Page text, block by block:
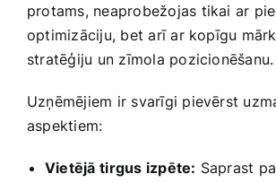
protams, neaprobežojas tikai ar
optimizāciju, bet​ arī ar kopīgu
stratēģiju un zīmola pozicionēšanu.
Uzņēmējiem ir svarīgi pievērst
aspektiem:
Vietējā ⁢tirgus izpēte: Saprast